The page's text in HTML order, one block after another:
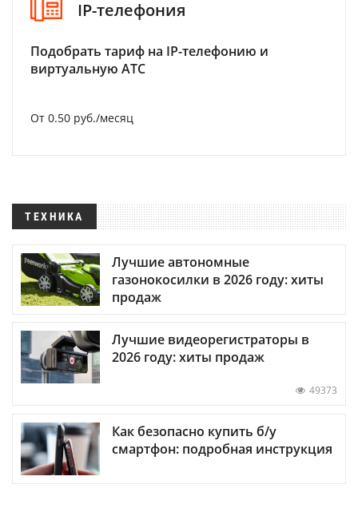
IP-телефония
Подобрать тариф на IP-телефонию и
виртуальную АТС
От 0.50 руб./месяц
ТЕХНИКА
Лучшие автономные
газонокосилки в 2026 году: хиты
продаж
Лучшие видеорегистраторы в
2026 году: хиты продаж
49373
Как безопасно купить б/у
смартфон: подробная инструкция